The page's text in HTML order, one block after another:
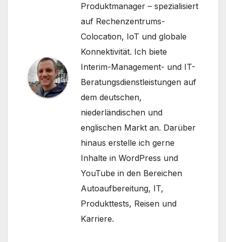
Produktmanager – spezialisiert
auf Rechenzentrums-
Colocation, IoT und globale
Konnektivität. Ich biete
Interim-Management- und IT-
Beratungsdienstleistungen auf
dem deutschen,
niederländischen und
englischen Markt an. Darüber
hinaus erstelle ich gerne
Inhalte in WordPress und
YouTube in den Bereichen
Autoaufbereitung, IT,
Produkttests, Reisen und
Karriere.